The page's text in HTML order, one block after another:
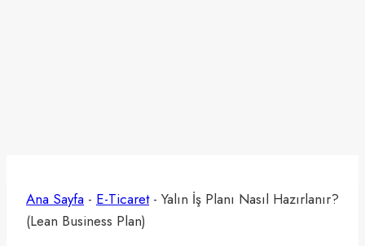
Ana Sayfa - E-Ticaret- Yalın İş Planı Nasıl Hazırlanır?
(Lean Business Plan)